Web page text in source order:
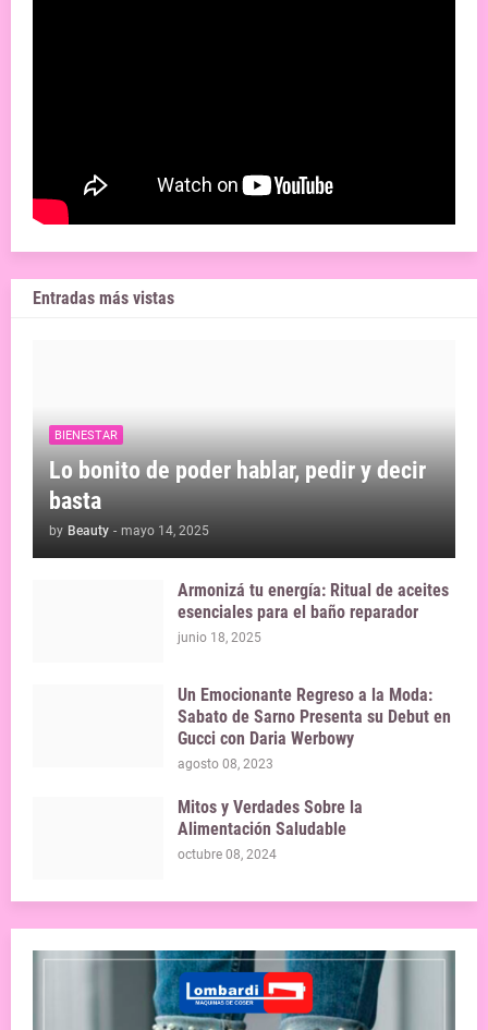
Entradas más vistas
BIENESTAR
Lo bonito de poder hablar, pedir y decir
basta
by Beauty - mayo 14, 2025
Armonizá tu energía: Ritual de aceites
esenciales para el baño reparador
junio 18, 2025
Un Emocionante Regreso a la Moda:
Sabato de Sarno Presenta su Debut en
Gucci con Daria Werbowy
agosto 08, 2023
Mitos y Verdades Sobre la
Alimentación Saludable
octubre 08, 2024